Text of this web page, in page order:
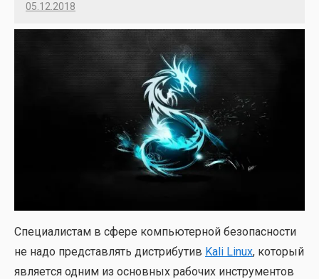
05.12.2018
Imatvey
Спе­ци­а­ли­стам в сфе­ре ком­пью­тер­ной без­опас­но­сти
не надо пред­став­лять дис­три­бу­тив Kali Linux, кото­рый
явля­ет­ся одним из основ­ных рабо­чих инстру­мен­тов